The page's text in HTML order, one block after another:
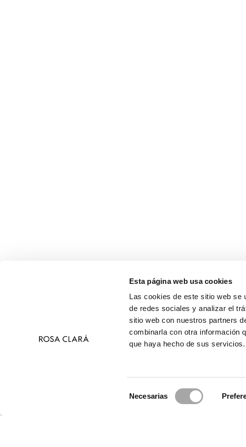
Esta página web usa cookies
Las cookies de este sitio web se
de redes sociales y analizar el
sitio web con nuestros partners
combinarla con otra información
que haya hecho de sus servicios.
Necesarias
© 2026